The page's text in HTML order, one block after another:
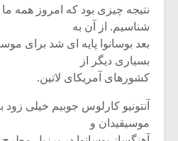
نتیجه چیزی بود که امروز همه ما
شناسیم. از آن به
بسیاری دیگر از
کشورهای آمریکای لاتین.
آنتونیو کارلوس جوبیم خیلی
موسیقیدان و
متن فیلم «متری
اگر نمی توانی
بدنام ترین باش